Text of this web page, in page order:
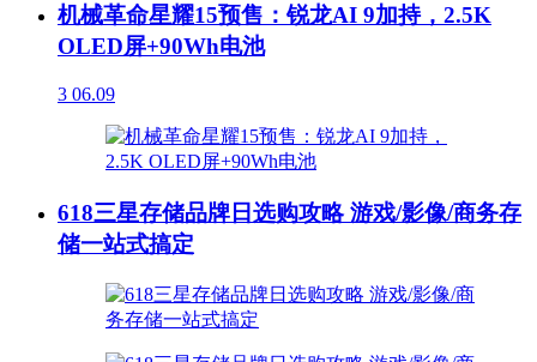
机械革命星耀15预售：锐龙AI 9加持，2.5K
OLED屏+90Wh电池
3 06.09
618三星存储品牌日选购攻略 游戏/影像/商务存
储一站式搞定